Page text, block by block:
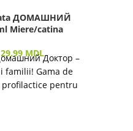
ДОМАШНИЙ
Miere/catina
29.99 MDLДоктор –
familii! Gama de
pentru